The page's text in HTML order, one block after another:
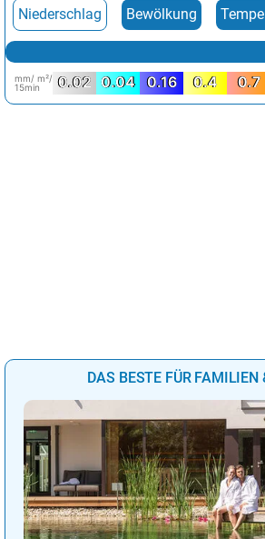
Niederschlag Bewölkung
mm/ m²/
15min
0.02 0.04 0.16 0.4 0.7
DAS BESTE FÜR FAMILIEN